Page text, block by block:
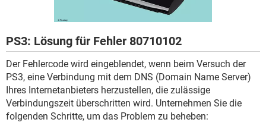
PS3: Lösung für Fehler 80710102
Der Fehlercode wird eingeblendet, wenn beim Versuch der
PS3, eine Verbindung mit dem DNS (Domain Name Server)
Ihres Internetanbieters herzustellen, die zulässige
Verbindungszeit überschritten wird. Unternehmen Sie die
folgenden Schritte, um das Problem zu beheben: